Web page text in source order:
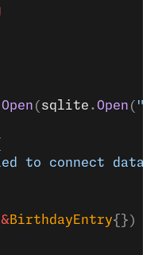
Open ( sqlite .Open (
to connect
&BirthdayEntry{})